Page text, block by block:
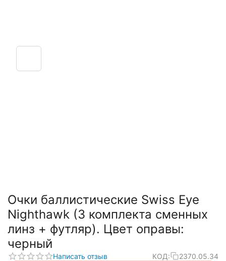
Очки баллистические Swiss Eye
Nighthawk (3 комплекта сменных
линз + футляр). Цвет оправы:
черный
Написать отзыв КОД: 2370.05.34